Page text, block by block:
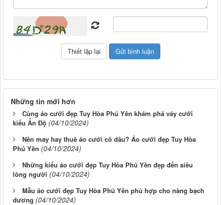
Những tin mới hơn
Cùng áo cưới đẹp Tuy Hòa Phú Yên khám phá váy cưới
kiểu Ấn Độ (04/10/2024)
Nên may hay thuê áo cưới cô dâu? Áo cưới đẹp Tuy Hòa
Phú Yên (04/10/2024)
Những kiểu áo cưới đẹp Tuy Hòa Phú Yên đẹp đến siêu
lòng người (04/10/2024)
Mẫu áo cưới đẹp Tuy Hòa Phú Yên phù hợp cho nàng bạch
dương (04/10/2024)